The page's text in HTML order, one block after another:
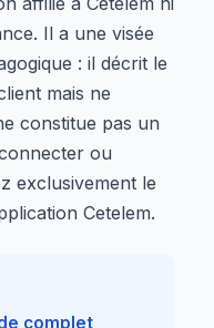
Il a une visée
: il décrit le
mais ne
constitue pas un
ou
exclusivement le
Cetelem.
complet